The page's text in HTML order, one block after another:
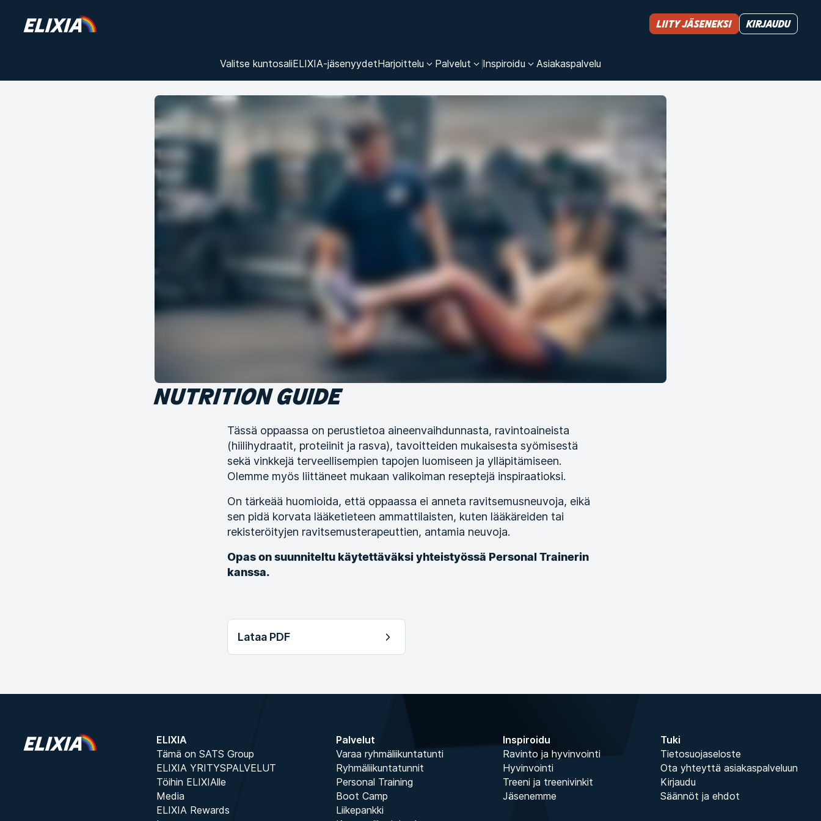
Valitse kuntosaliELIXIA-jäsenyydetHarjoittelu Palvelut Inspiroidu Asiakas­palvelu
Liity jäseneksi Kirjaudu
NUTRITION GUIDE
Tässä oppaassa on perustietoa aineenvaihdunnasta, ravintoaineista
(hiilihydraatit, proteiinit ja rasva), tavoitteiden mukaisesta syömisestä
sekä vinkkejä terveellisempien tapojen luomiseen ja ylläpitämiseen.
Olemme myös liittäneet mukaan valikoiman reseptejä inspiraatioksi.
On tärkeää huomioida, että oppaassa ei anneta ravitsemusneuvoja, eikä
sen pidä korvata lääketieteen ammattilaisten, kuten lääkäreiden tai
rekisteröityjen ravitsemusterapeuttien, antamia neuvoja.
Opas on suunniteltu käytettäväksi yhteistyössä Personal Trainerin
kanssa.
Lataa PDF
ELIXIA
Tämä on SATS Group
ELIXIA YRITYSPALVELUT
Töihin ELIXIAlle
Media
ELIXIA Rewards
Palvelut
Varaa ryhmäliikuntatunti
Ryhmäliikuntatunnit
Personal Training
Boot Camp
Liikepankki
Inspiroidu
Ravinto ja hyvinvointi
Hyvinvointi
Treeni ja treenivinkit
Jäsenemme
Tuki
Tietosuojaseloste
Ota yhteyttä asiakaspalveluun
Kirjaudu
Säännöt ja ehdot